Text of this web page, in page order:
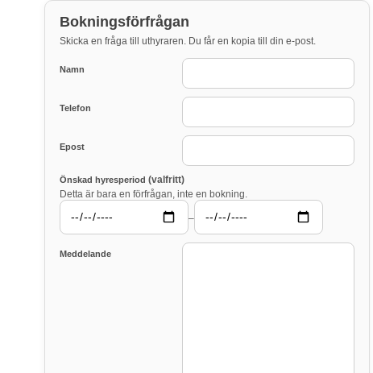
Bokningsförfrågan
Skicka en fråga till uthyraren. Du får en kopia till din e-post.
Namn
Telefon
Epost
Önskad hyresperiod (valfritt)
Detta är bara en förfrågan, inte en bokning.
–
Meddelande